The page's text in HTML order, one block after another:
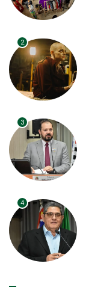
2
3
4